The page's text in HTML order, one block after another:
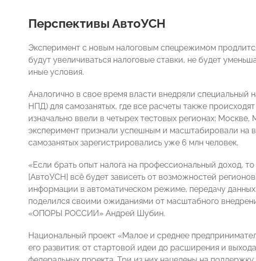
Перспективы АвтоУСН
Эксперимент с новым налоговым спецрежимом
будут увеличиваться налоговые ставки, не будет
иные условия.
Аналогично в свое время власти внедряли
НПД) для самозанятых, где все расчеты также
изначально ввели в четырех тестовых регионах:
эксперимент признали успешным и масштабировали на
самозанятых зарегистрировались уже 6 млн человек.
«Если брать опыт налога на профессиональный доход,
[АвтоУСН] всё будет зависеть от возможностей
информации в автоматическом режиме, передачу
поделился своими ожиданиями от масштабного
«ОПОРЫ РОССИИ» Андрей Шубин.
Национальный проект «Малое и среднее
его развития: от стартовой идеи до расширения и